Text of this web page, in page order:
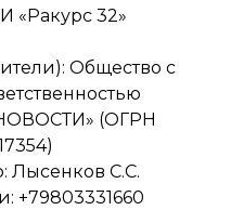
«Ракурс 32»
Общество с
(ОГРН
Лысенков С.С.
+79803331660